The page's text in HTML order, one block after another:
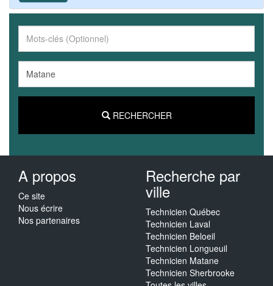
RECHERCHER
A propos
Ce site
Nous écrire
Nos partenaires
Recherche par
ville
Technicien Québec
Technicien Laval
Technicien Beloeil
Technicien Longueuil
Technicien Matane
Technicien Sherbrooke